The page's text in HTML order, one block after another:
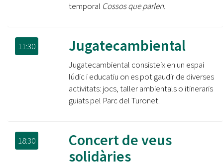
temporal Cossos que parlen.
11:30 Jugatecambiental
Jugatecambiental consisteix en un espai
lúdic i educatiu on es pot gaudir de diverses
activitats: jocs, taller ambientals o itineraris
guiats pel Parc del Turonet.
18:30
Concert de veus
solidàries